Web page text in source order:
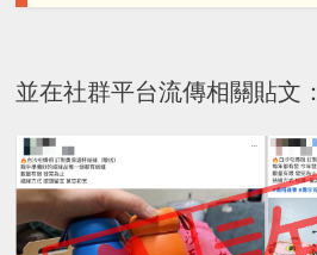
並在社群平台流傳相關貼文：